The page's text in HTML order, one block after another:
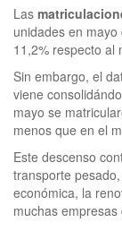
Las
unidades en
11,2% respecto al
Sin embargo, el
viene
mayo se
menos que en el
Este descenso
transporte
económica, la
muchas empresas